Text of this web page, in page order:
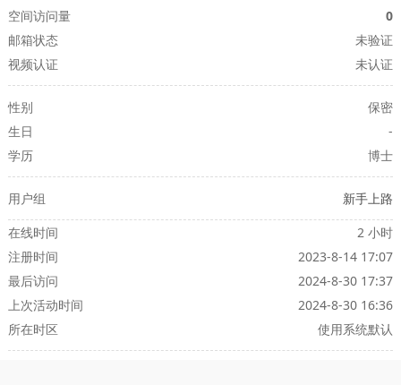
空间访问量
0
邮箱状态
未验证
视频认证
未认证
性别
保密
生日
-
学历
博士
用户组
新手上路
在线时间
2 小时
注册时间
2023-8-14 17:07
最后访问
2024-8-30 17:37
上次活动时间
2024-8-30 16:36
所在时区
使用系统默认